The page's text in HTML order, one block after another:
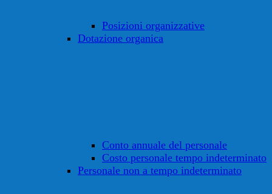
Posizioni organizzative
Dotazione organica
Conto annuale del personale
Costo personale tempo indeterminato
Personale non a tempo indeterminato